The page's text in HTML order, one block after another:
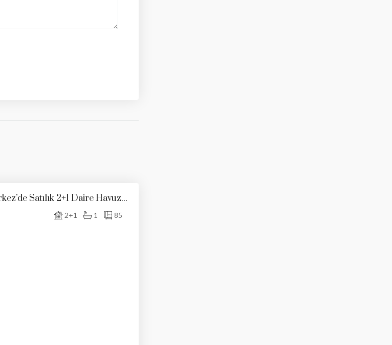
SATILIK YENI İLANGirne Merkez’de Satılık 2+1 Daire Havuzlu Sitede
2+1 1 85